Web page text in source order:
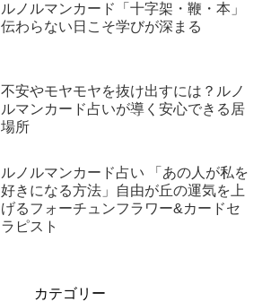
ルノルマンカード「十字架・鞭・本」
伝わらない日こそ学びが深まる
不安やモヤモヤを抜け出すには？ルノ
ルマンカード占いが導く安心できる居
場所
ルノルマンカード占い 「あの人が私を
好きになる方法」自由が丘の運気を上
げるフォーチュンフラワー&カードセ
ラピスト
カテゴリー